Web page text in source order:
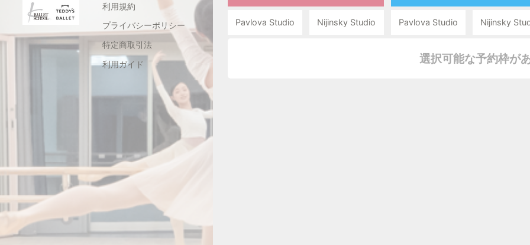
Pavlova Studio Nijinsky Studio Pavlova Studio Nijinsky
選択可能な予約枠が
利用規約
プライバシーポリシー
特定商取引法
利用ガイド